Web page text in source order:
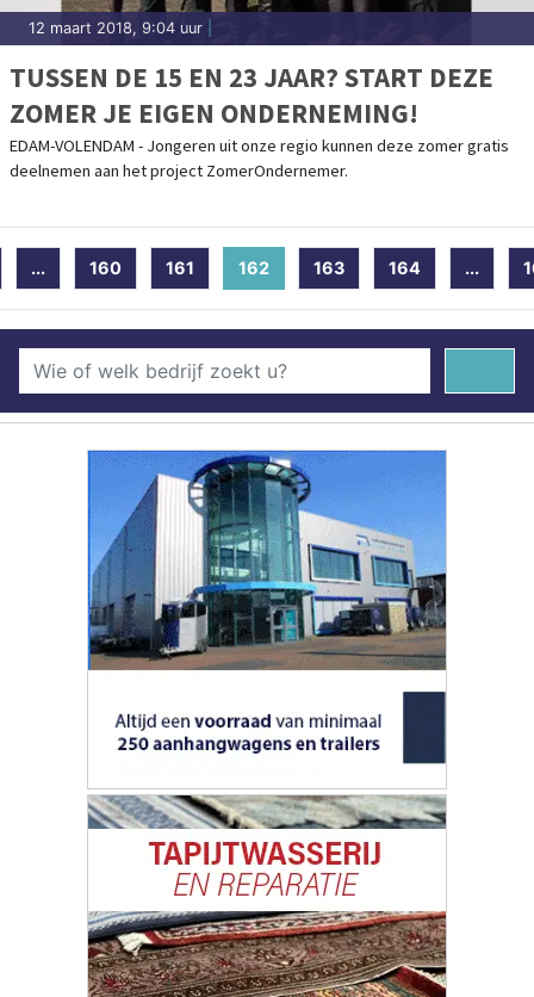
12 maart 2018, 9:04 uur
TUSSEN DE 15 EN 23 JAAR? START DEZE
ZOMER JE EIGEN ONDERNEMING!
EDAM-VOLENDAM - Jongeren uit onze regio kunnen deze zomer gratis
deelnemen aan het project ZomerOndernemer.
... 160 161 162 (current)
163 164 ...